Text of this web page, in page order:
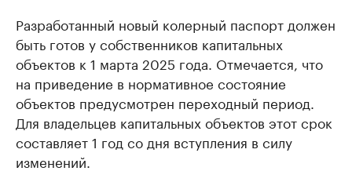
Разработанный новый колерный паспорт должен
быть готов у собственников капитальных
объектов к 1 марта 2025 года. Отмечается, что
на приведение в нормативное состояние
объектов предусмотрен переходный период.
Для владельцев капитальных объектов этот срок
составляет 1 год со дня вступления в силу
изменений.